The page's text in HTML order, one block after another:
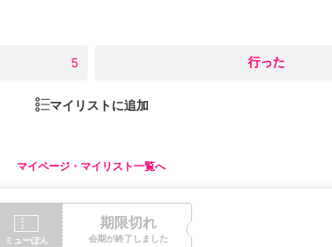
5 行った
マイリストに追加
マイページ・マイリスト一覧へ
ミューぽん
期限切れ
会期が終了しました